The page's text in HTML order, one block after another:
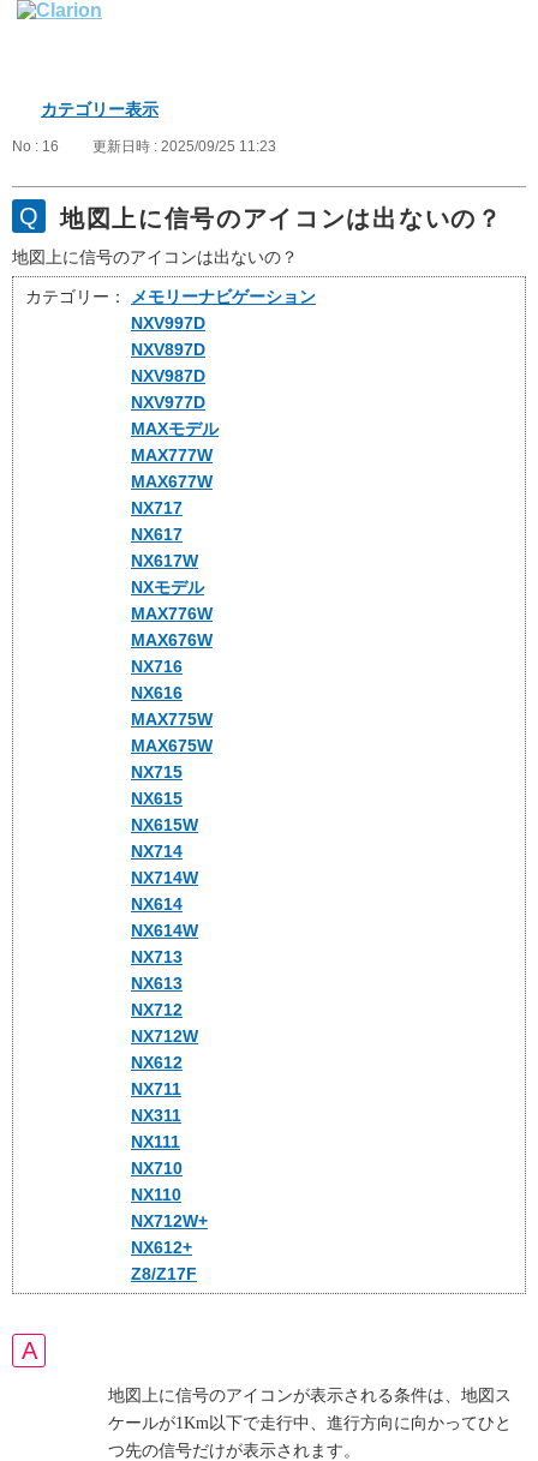
カテゴリー表示
No : 16 更新日時 : 2025/09/25 11:23
地図上に信号のアイコンは出ないの？
地図上に信号のアイコンは出ないの？
カテゴリー：
メモリーナビゲーション
NXV997D
NXV897D
NXV987D
NXV977D
MAXモデル
MAX777W
MAX677W
NX717
NX617
NX617W
NXモデル
MAX776W
MAX676W
NX716
NX616
MAX775W
MAX675W
NX715
NX615
NX615W
NX714
NX714W
NX614
NX614W
NX713
NX613
NX712
NX712W
NX612
NX711
NX311
NX111
NX710
NX110
NX712W+
NX612+
Z8/Z17F
地図上に信号のアイコンが表示される条件は、地図ス
ケールが1Km以下で走行中、進行方向に向かってひと
つ先の信号だけが表示されます。